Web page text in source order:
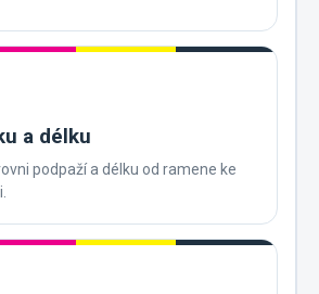
a délku
podpaží a délku od ramene ke